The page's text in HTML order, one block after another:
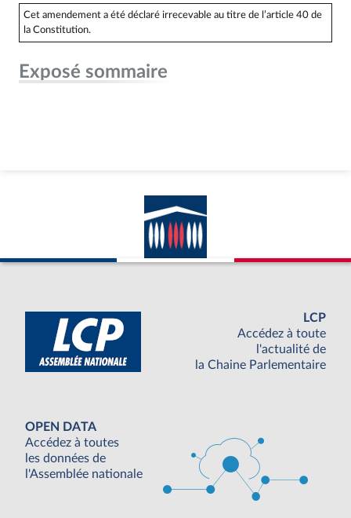
Cet amendement a été déclaré irrecevable au titre de l’article 40 de
la Constitution.
Exposé sommaire
LCP
Accédez à toute
l'actualité de
la Chaine Parlementaire
OPEN DATA
Accédez à toutes
les données de
l'Assemblée nationale